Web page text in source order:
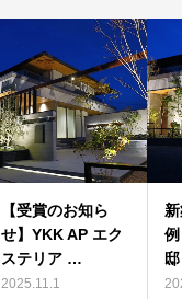
【受賞のお知ら
せ】YKK AP エク
ステリア …
2025.11.1